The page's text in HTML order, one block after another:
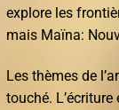
explore les
mais Maïna:
Les thèmes de
touché.